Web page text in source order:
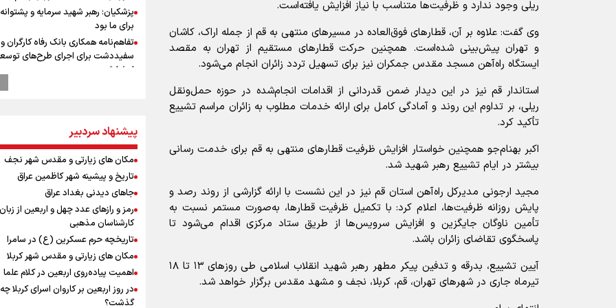
ریلی وجود ندارد و ظرفیت‌ها متناسب با نیاز افزایش یافته‌است.
وی گفت: علاوه بر آن، قطارهای فوق‌العاده در مسیرهای منتهی به قم از جمله اراک، کاشان
و تهران پیش‌بینی شده‌است. همچنین حرکت قطارهای مستقیم از تهران به مقصد
ایستگاه راه‌آهن مسجد مقدس جمکران نیز برای تسهیل تردد زائران انجام می‌شود.
استاندار قم نیز در این دیدار ضمن قدردانی از اقدامات انجام‌شده در حوزه حمل‌ونقل
ریلی، بر تداوم این روند و آمادگی کامل برای ارائه خدمات مطلوب به زائران مراسم تشییع
تأکید کرد.
اکبر بهنام‌جو همچنین خواستار افزایش ظرفیت قطارهای منتهی به قم برای خدمت رسانی
بیشتر در ایام تشییع رهبر شهید شد.
مجید ارجونی مدیرکل راه‌آهن استان قم نیز در این نشست با ارائه گزارشی از روند رصد و
پایش روزانه ظرفیت‌ها، اعلام کرد: با تکمیل ظرفیت قطارها، به‌صورت مستمر نسبت به
تأمین ناوگان جایگزین و افزایش سرویس‌ها از طریق ستاد مرکزی اقدام می‌شود تا
پاسخگوی تقاضای زائران باشد.
آیین تشییع، بدرقه و تدفین پیکر مطهر رهبر شهید انقلاب اسلامی طی روزهای ۱۳ تا ۱۸
تیرماه جاری در شهرهای تهران، قم، کربلا، نجف و مشهد مقدس برگزار خواهد شد.
پزشکیان: رهبر شهید سرمایه و
برای ما بود
تفاهم‌نامه همکاری بانک رفاه کارگران
سفیددشت برای اجرای طرح‌های
امضا شد
گزارشی از ورود وزیر ورزش و جوانان
عماد احمدوند : نسخه نانویی برای حل
بحران منابع آبی کشور
رهبر شهید انقلاب: ادّعاهای دروغین
آمریکایی‌ها باید افشا شود
یحیی سریع: در عملیاتی گسترده
نظامی وابسته به عربستان را هدف قرار
در مرزهای شلمچه و چذابه ثبت شد /
هزار موکب در خوزستان و
نجف تا کربلا
امیررضا غلامی، ملی پوش تکواندو :
روی مسابقات پاکستان است نه بازی
پیشنهاد سردبیر
مکان های زیارتی و مقدس شهر نجف
تاریخ و پیشینه شهر کاظمین عراق
جاهای دیدنی بغداد عراق
رمز و رازهای عدد چهل و اربعین از زبان
کارشناسان مذهبی
تاریخچه حرم عسکرین (ع) در سامرا
مکان های زیارتی و مقدس شهر کربلا
اهمیت پیاده‌روی اربعین در کلام علما
در روز اربعین بر کاروان اسرای کربلا چه
گذشت؟